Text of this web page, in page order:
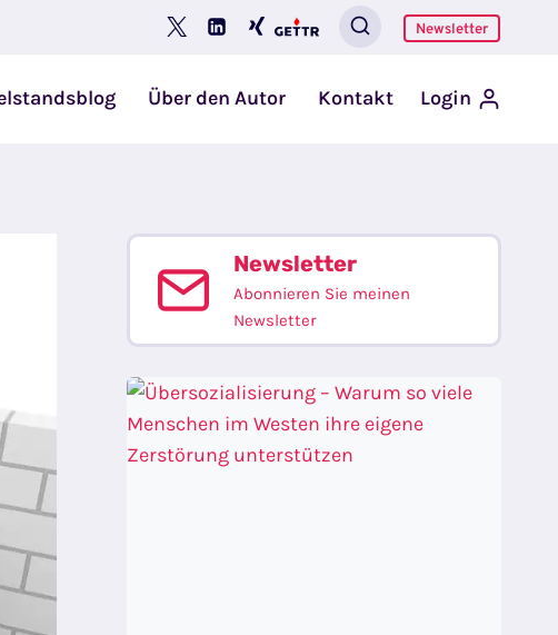
Newsletter
Über den Autor Kontakt Login
Newsletter
Abonnieren Sie meinen
Newsletter